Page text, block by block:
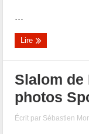
...
Lire
Slalom de
photos
Écrit par Sébastien